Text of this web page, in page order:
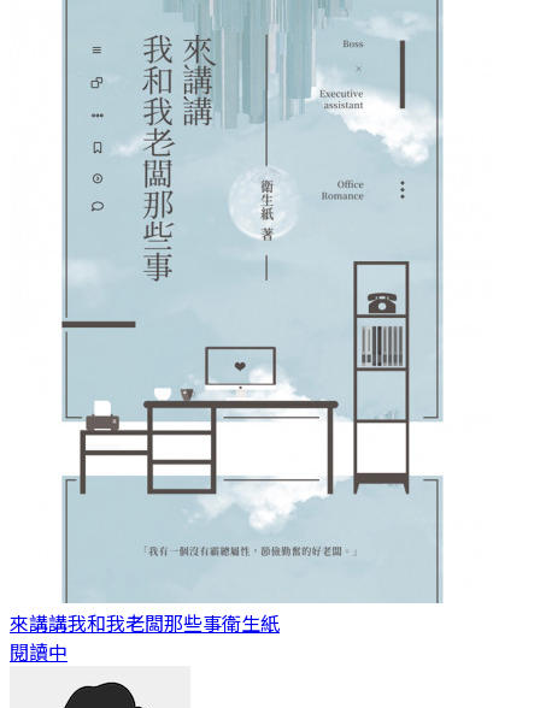
來講講我和我老闆那些事衛生紙
閱讀中